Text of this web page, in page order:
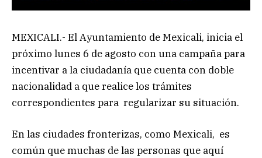
MEXICALI.- El Ayuntamiento de Mexicali, inicia el
próximo lunes 6 de agosto con una campaña para
incentivar a la ciudadanía que cuenta con doble
nacionalidad a que realice los trámites
correspondientes para regularizar su situación.
En las ciudades fronterizas, como Mexicali, es
común que muchas de las personas que aquí